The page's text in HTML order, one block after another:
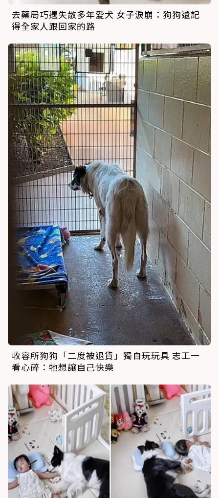
去藥局巧遇失散多年愛犬 女子淚崩：狗狗還記
得全家人跟回家的路
收容所狗狗「二度被退貨」獨自玩玩具 志工一
看心碎：牠想讓自己快樂